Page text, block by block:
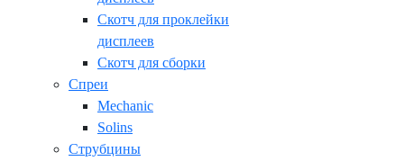
Скотч для проклейки
дисплеев
Скотч для сборки
Спреи
Mechanic
Solins
Струбцины